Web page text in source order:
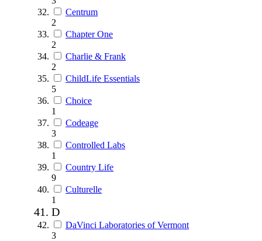
Centrum
2
Chapter One
2
Charlie & Frank
2
ChildLife Essentials
5
Choice
1
Codeage
3
Controlled Labs
1
Country Life
9
Culturelle
1
D
DaVinci Laboratories of Vermont
3